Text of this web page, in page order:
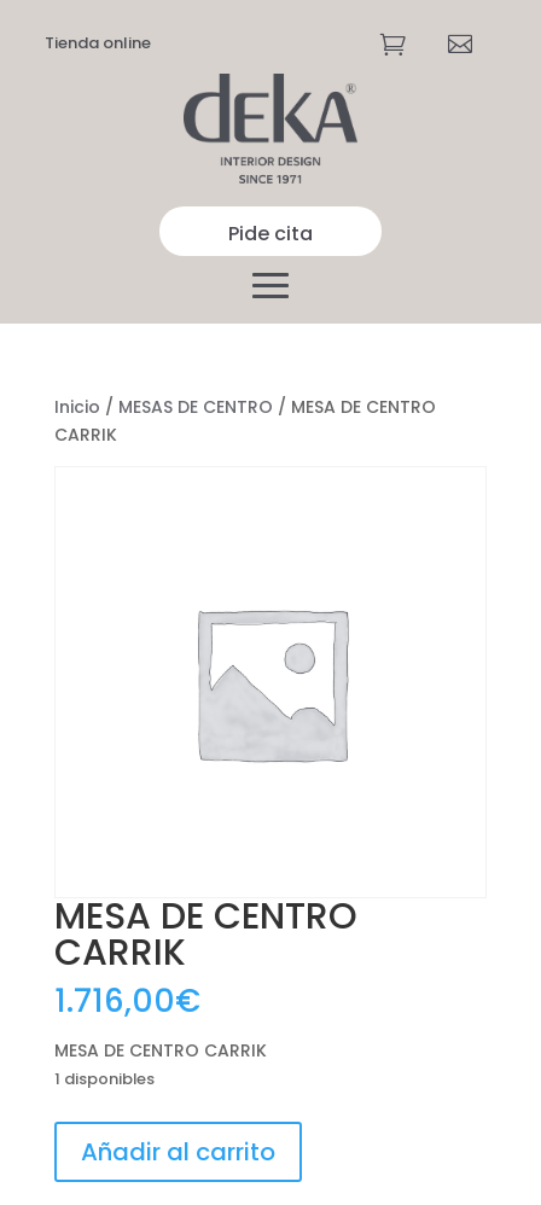
Tienda online  
Pide cita
Inicio / MESAS DE CENTRO / MESA DE CENTRO
CARRIK
MESA DE CENTRO
CARRIK
1.716,00€
MESA DE CENTRO CARRIK
1 disponibles
CENTRO
Añadir al carrito